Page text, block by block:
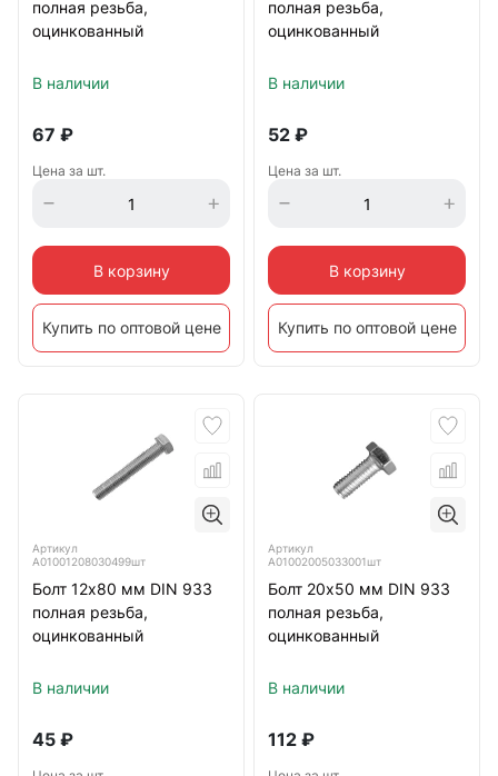
полная резьба,
оцинкованный
В наличии
67 ₽
Цена за шт.
В корзину
Купить по оптовой цене
полная резьба,
оцинкованный
В наличии
52 ₽
Цена за шт.
В корзину
Купить по оптовой цене
Артикул
А01001208030499шт
Болт 12х80 мм DIN 933
полная резьба,
оцинкованный
В наличии
45 ₽
Артикул
А01002005033001шт
Болт 20х50 мм DIN 933
полная резьба,
оцинкованный
В наличии
112 ₽